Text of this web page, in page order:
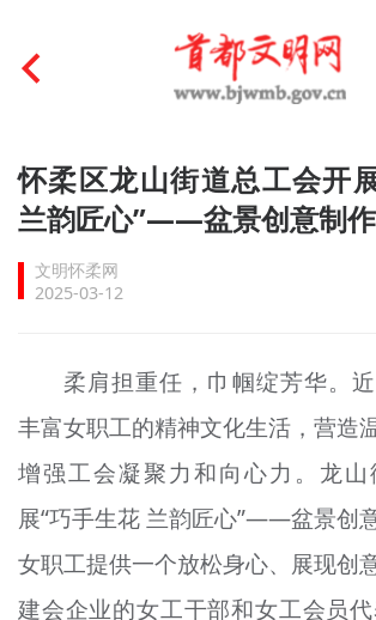
首页
文明创建
文明实践
未成年人思想道德建设
榜样人物
身边好人
文明评论
怀柔区龙山街道总工会开
兰韵匠心”——盆景创意制
文明怀柔网
2025-03-12
柔肩担重任，巾帼绽芳华。
丰富女职工的精神文化生活，营造
增强工会凝聚力和向心力。龙
展“巧手生花 兰韵匠心”——盆景创
女职工提供一个放松身心、展现创
建会企业的女工干部和女工会员